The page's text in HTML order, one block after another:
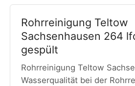
Rohrreinigung Teltow
Sachsenhausen 264
gespült
Rohrreinigung Teltow
Wasserqualität bei der